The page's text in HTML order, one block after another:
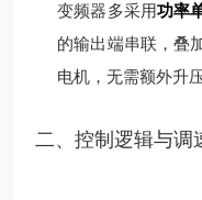
变频器多采用功率
的输出端串联，叠
电机，无需额外升
二、控制逻辑与调